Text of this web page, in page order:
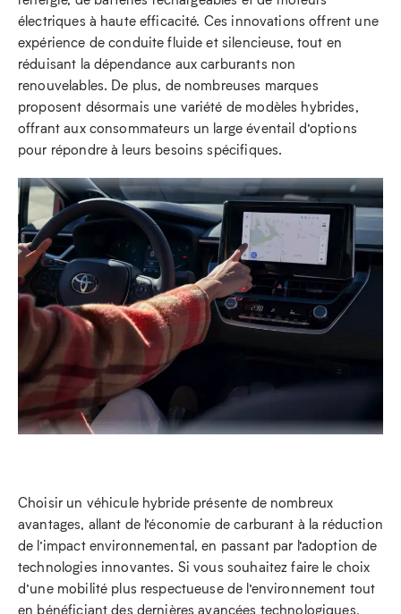
électriques à haute efficacité. Ces innovations offrent une
expérience de conduite fluide et silencieuse, tout en
réduisant la dépendance aux carburants non
renouvelables. De plus, de nombreuses marques
proposent désormais une variété de modèles hybrides,
offrant aux consommateurs un large éventail d’options
pour répondre à leurs besoins spécifiques.
Choisir un véhicule hybride présente de nombreux
avantages, allant de l’économie de carburant à la réduction
de l’impact environnemental, en passant par l’adoption de
technologies innovantes. Si vous souhaitez faire le choix
d’une mobilité plus respectueuse de l’environnement tout
en bénéficiant des dernières avancées technologiques,